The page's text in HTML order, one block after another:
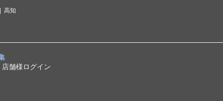
高知
店舗様ログイン